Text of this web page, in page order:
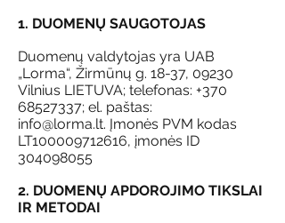
1. DUOMENŲ SAUGOTOJAS
Duomenų valdytojas yra UAB
„Lorma“, Žirmūnų g. 18-37, 09230
Vilnius LIETUVA; telefonas: +370
68527337; el. paštas:
info@lorma.lt. Įmonės PVM kodas
LT100009712616, įmonės ID
304098055
2. DUOMENŲ APDOROJIMO TIKSLAI
IR METODAI